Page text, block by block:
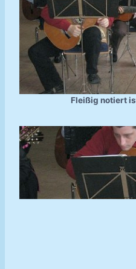
Fleißig notiert